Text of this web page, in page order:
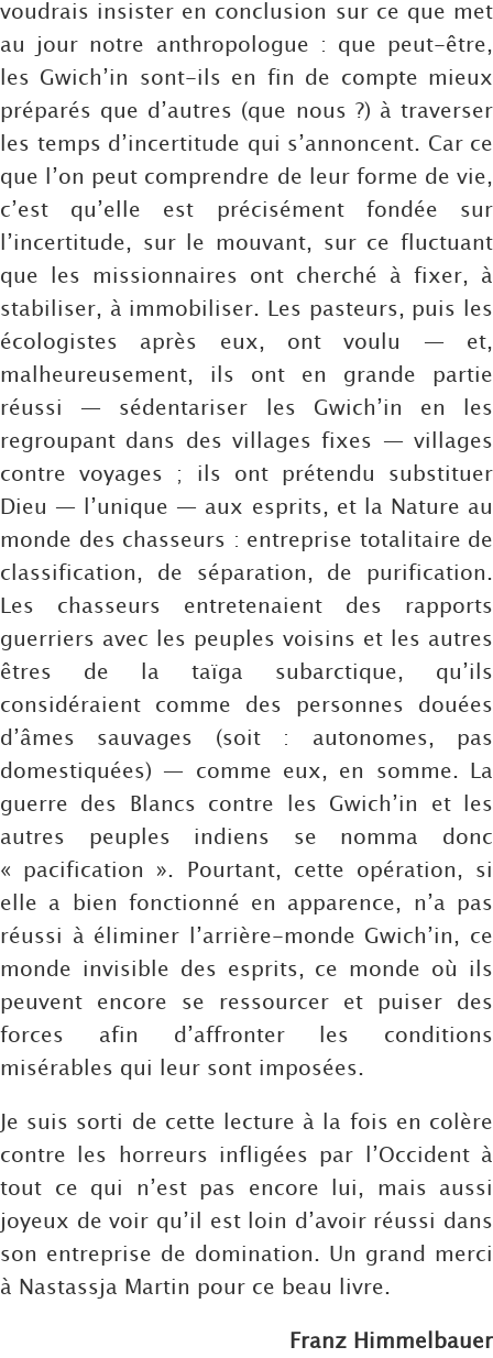
voudrais insister en conclusion sur ce que met
au jour notre anthropologue : que peut-être,
les Gwich’in sont-ils en fin de compte mieux
préparés que d’autres (que nous ?) à traverser
les temps d’incertitude qui s’annoncent. Car ce
que l’on peut comprendre de leur forme de vie,
c’est qu’elle est précisément fondée sur
l’incertitude, sur le mouvant, sur ce fluctuant
que les missionnaires ont cherché à fixer, à
stabiliser, à immobiliser. Les pasteurs, puis les
écologistes après eux, ont voulu — et,
malheureusement, ils ont en grande partie
réussi — sédentariser les Gwich’in en les
regroupant dans des villages fixes — villages
contre voyages ; ils ont prétendu substituer
Dieu — l’unique — aux esprits, et la Nature au
monde des chasseurs : entreprise totalitaire de
classification, de séparation, de purification.
Les chasseurs entretenaient des rapports
guerriers avec les peuples voisins et les autres
êtres de la taïga subarctique, qu’ils
considéraient comme des personnes douées
d’âmes sauvages (soit : autonomes, pas
domestiquées) — comme eux, en somme. La
guerre des Blancs contre les Gwich’in et les
autres peuples indiens se nomma donc
« pacification ». Pourtant, cette opération, si
elle a bien fonctionné en apparence, n’a pas
réussi à éliminer l’arrière-monde Gwich’in, ce
monde invisible des esprits, ce monde où ils
peuvent encore se ressourcer et puiser des
forces afin d’affronter les conditions
misérables qui leur sont imposées.
Je suis sorti de cette lecture à la fois en colère
contre les horreurs infligées par l’Occident à
tout ce qui n’est pas encore lui, mais aussi
joyeux de voir qu’il est loin d’avoir réussi dans
son entreprise de domination. Un grand merci
à Nastassja Martin pour ce beau livre.
Franz Himmelbauer